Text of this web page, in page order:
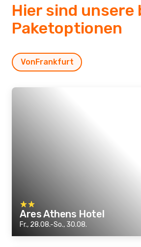
Hier sind unsere
Paketoptionen
Von Frankfurt
Ares Athens Hotel
Fr., 28.08.-So., 30.08.